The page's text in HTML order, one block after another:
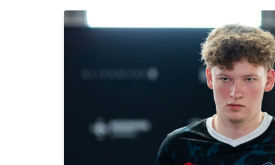
CyberCompass
Українські команди
серпневому
21.07.2026